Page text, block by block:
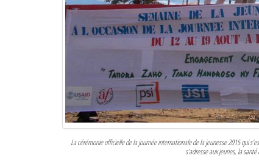
La cérémonie officielle de la journée internationale de la jeunesse 2015 qui
s’adresse aux jeunes, la